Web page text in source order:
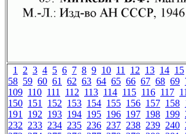
1 2 3 4 5 6 7 8 9 10 11 12 13 14 15
58 59 60 61 62 63 64 65 66 67 68 69
109 110 111 112 113 114 115 116 117
150 151 152 153 154 155 156 157 158
191 192 193 194 195 196 197 198 199
232 233 234 235 236 237 238 239 240